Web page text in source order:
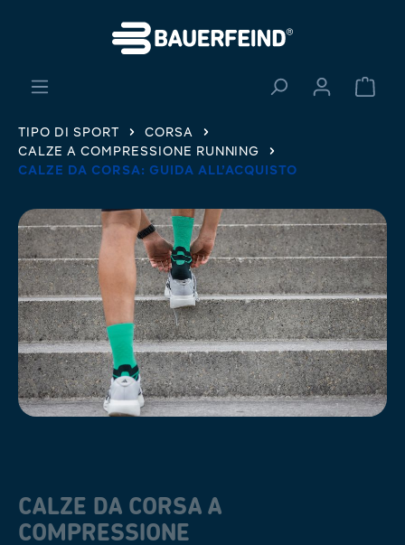
Il
TIPO DI SPORT
CORSA
CALZE A COMPRESSIONE RUNNING
CALZE DA CORSA: GUIDA ALL’ACQUISTO
CALZE DA CORSA A
COMPRESSIONE